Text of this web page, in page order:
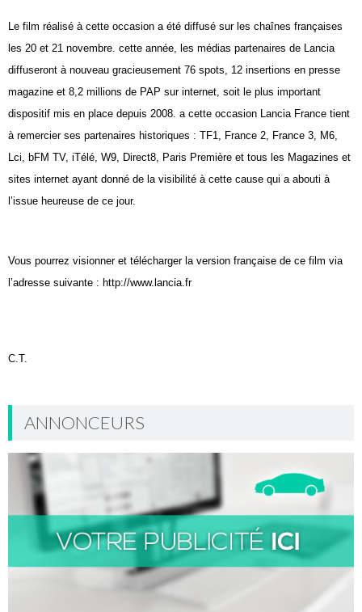
Le film réalisé à cette occasion a été diffusé sur les chaînes françaises
les 20 et 21 novembre. cette année, les médias partenaires de Lancia
diffuseront à nouveau gracieusement 76 spots, 12 insertions en presse
magazine et 8,2 millions de PAP sur internet, soit le plus important
dispositif mis en place depuis 2008. a cette occasion Lancia France tient
à remercier ses partenaires historiques : TF1, France 2, France 3, M6,
Lci, bFM TV, iTélé, W9, Direct8, Paris Première et tous les Magazines et
sites internet ayant donné de la visibilité à cette cause qui a abouti à
l’issue heureuse de ce jour.
Vous pourrez visionner et télécharger la version française de ce film via
l’adresse suivante : http://www.lancia.fr
C.T.
ANNONCEURS